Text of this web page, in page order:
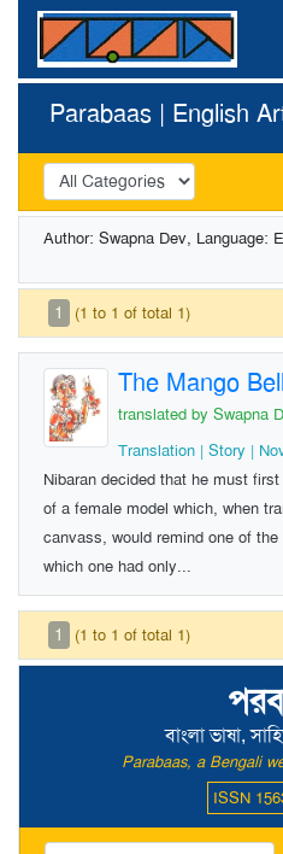
বাংলা ভাষা,
Parabaas, a Bengali
ISSN
Parabaas | English
Author: Swapna Dev, Language:
1 (1 to 1 of total 1)
The Mango
translated by Swapna
Translation | Story |
Nibaran decided that he must
of a female model which, when
canvass, would remind one of
which one had only...
1 (1 to 1 of total 1)